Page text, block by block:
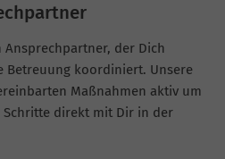
der Dich
Betreuung koordiniert. Unsere
Maßnahmen aktiv um
direkt mit Dir in der